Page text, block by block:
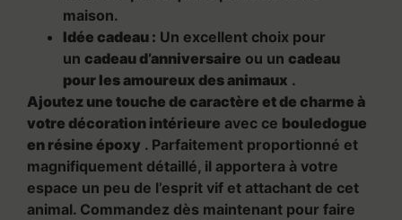
maison.
Idée cadeau : Un excellent choix pour
un cadeau d’anniversaire ou un cadeau
pour les amoureux des animaux .
Ajoutez une touche de caractère et de charme à
votre décoration intérieure avec ce bouledogue
en résine époxy . Parfaitement proportionné et
magnifiquement détaillé, il apportera à votre
espace un peu de l’esprit vif et attachant de cet
animal. Commandez dès maintenant pour faire